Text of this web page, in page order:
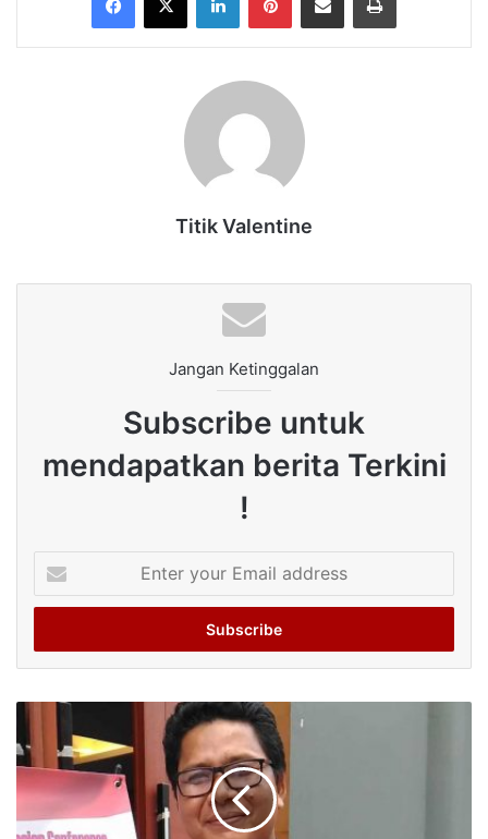
Titik Valentine
Jangan Ketinggalan
Subscribe untuk
mendapatkan berita Terkini
!
your
Email